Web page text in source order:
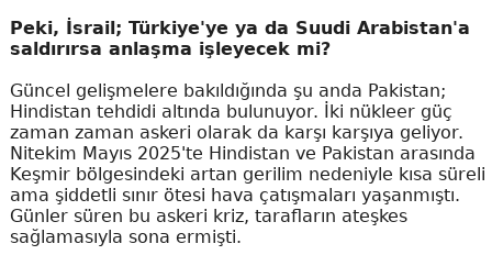
Peki, İsrail; Türkiye'ye ya da Suudi Arabistan'a
saldırırsa anlaşma işleyecek mi?
Güncel gelişmelere bakıldığında şu anda Pakistan;
Hindistan tehdidi altında bulunuyor. İki nükleer güç
zaman zaman askeri olarak da karşı karşıya geliyor.
Nitekim Mayıs 2025'te Hindistan ve Pakistan arasında
Keşmir bölgesindeki artan gerilim nedeniyle kısa süreli
ama şiddetli sınır ötesi hava çatışmaları yaşanmıştı.
Günler süren bu askeri kriz, tarafların ateşkes
sağlamasıyla sona ermişti.